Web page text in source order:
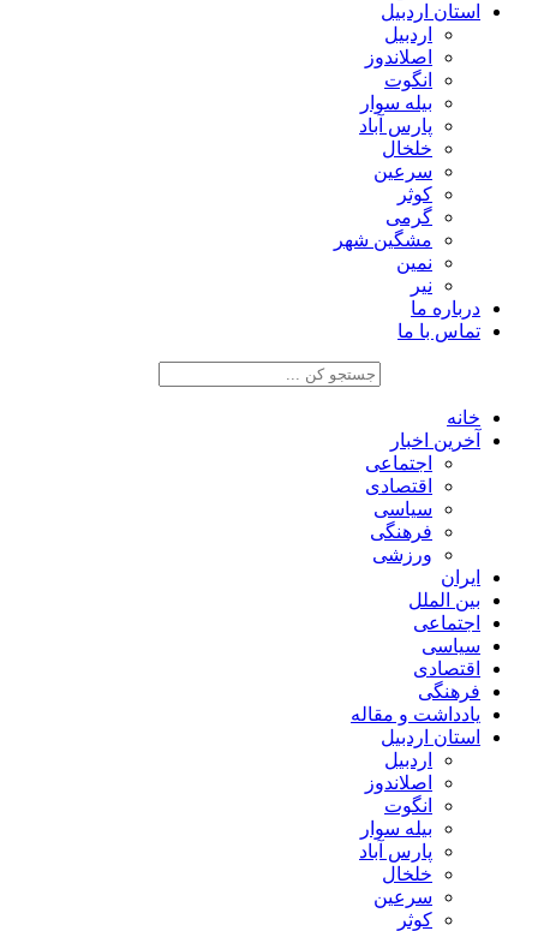
استان اردبیل
اردبیل
اصلاندوز
انگوت
بیله سوار
پارس آباد
خلخال
سرعین
کوثر
گرمی
مشگین شهر
نمین
نیر
درباره ما
تماس با ما
خانه
آخرین اخبار
اجتماعی
اقتصادی
سیاسی
فرهنگی
ورزشی
ایران
بین الملل
اجتماعی
سیاسی
اقتصادی
فرهنگی
یادداشت و مقاله
استان اردبیل
اردبیل
اصلاندوز
انگوت
بیله سوار
پارس آباد
خلخال
سرعین
کوثر